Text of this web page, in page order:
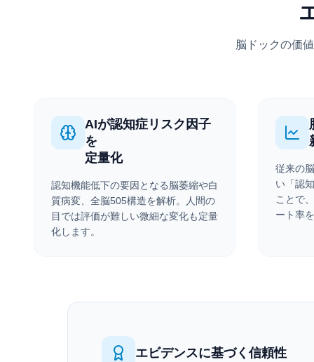
脳ドックの価
AIが認知症リスク因子
を
定量化
認知機能低下の要因となる脳萎縮や白
質病変、全脳505構造を解析。人間の
目では評価が難しい微細な変化も定量
化します。
従来の
い「認
ことで
ート率
エビデンスに基づく信頼性